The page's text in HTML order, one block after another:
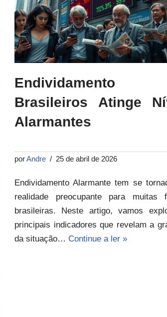
Endividamento
Brasileiros Atinge
Alarmantes
porAndre 25 de abril de 2026
Endividamento Alarmante tem se
realidade preocupante para muitas
brasileiras. Neste artigo, vamos
principais indicadores que revelam a
da situação… Continue a ler »